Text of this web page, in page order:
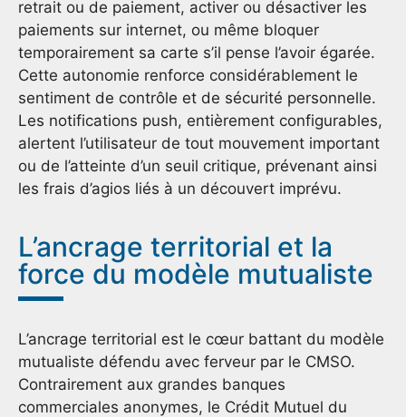
retrait ou de paiement, activer ou désactiver les
paiements sur internet, ou même bloquer
temporairement sa carte s’il pense l’avoir égarée.
Cette autonomie renforce considérablement le
sentiment de contrôle et de sécurité personnelle.
Les notifications push, entièrement configurables,
alertent l’utilisateur de tout mouvement important
ou de l’atteinte d’un seuil critique, prévenant ainsi
les frais d’agios liés à un découvert imprévu.
L’ancrage territorial et la
force du modèle mutualiste
L’ancrage territorial est le cœur battant du modèle
mutualiste défendu avec ferveur par le CMSO.
Contrairement aux grandes banques
commerciales anonymes, le Crédit Mutuel du